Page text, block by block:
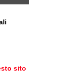
sito